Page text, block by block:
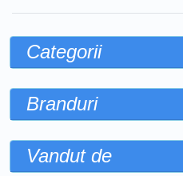
Categorii
Branduri
Vandut de